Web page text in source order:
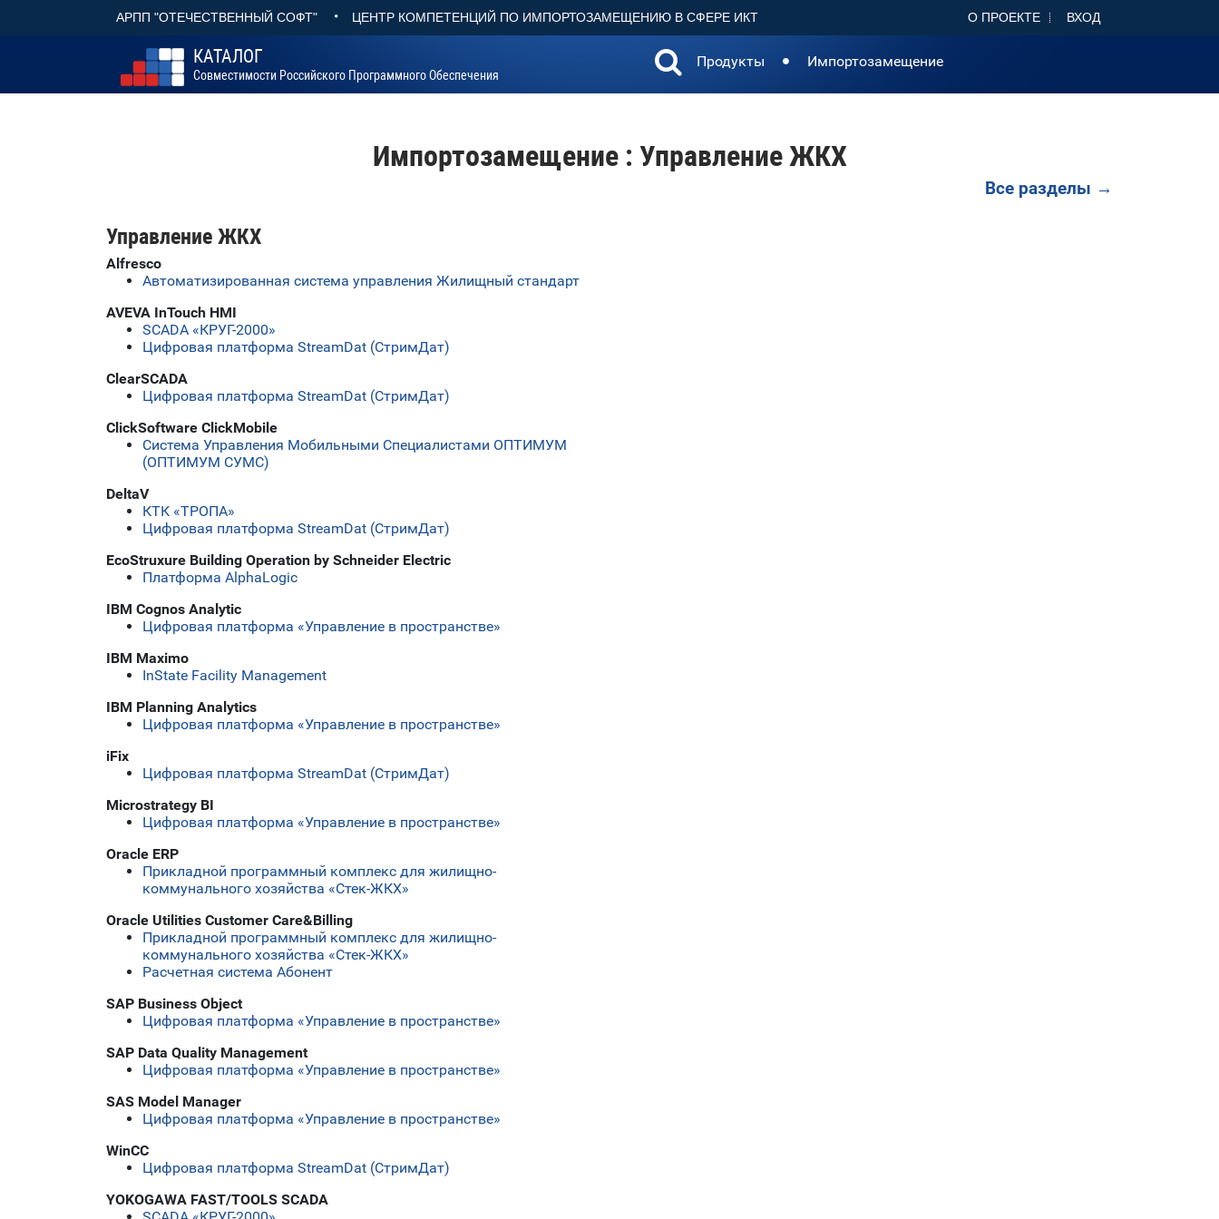
АРПП "ОТЕЧЕСТВЕННЫЙ СОФТ" • ЦЕНТР КОМПЕТЕНЦИЙ ПО ИМПОРТОЗАМЕЩЕНИЮ В СФЕРЕ ИКТ О ПРОЕКТЕ ВХОД
КАТАЛОГ
Совместимости Российского Программного Обеспечения
Продукты Импортозамещение
Импортозамещение : Управление ЖКХ
Все разделы →
Управление ЖКХ
Alfresco
Автоматизированная система управления Жилищный стандарт
AVEVA InTouch HMI
SCADA «КРУГ-2000»
Цифровая платформа StreamDat (СтримДат)
ClearSCADA
Цифровая платформа StreamDat (СтримДат)
ClickSoftware ClickMobile
Система Управления Мобильными Специалистами ОПТИМУМ
(ОПТИМУМ СУМС)
DeltaV
КТК «ТРОПА»
Цифровая платформа StreamDat (СтримДат)
EcoStruxure Building Operation by Schneider Electric
Платформа AlphaLogic
IBM Cognos Analytic
Цифровая платформа «Управление в пространстве»
IBM Maximo
InState Facility Management
IBM Planning Analytics
Цифровая платформа «Управление в пространстве»
iFix
Цифровая платформа StreamDat (СтримДат)
Microstrategy BI
Цифровая платформа «Управление в пространстве»
Oracle ERP
Прикладной программный комплекс для жилищно-
коммунального хозяйства «Стек-ЖКХ»
Oracle Utilities Customer Care&Billing
Прикладной программный комплекс для жилищно-
коммунального хозяйства «Стек-ЖКХ»
Расчетная система Абонент
SAP Business Object
Цифровая платформа «Управление в пространстве»
SAP Data Quality Management
Цифровая платформа «Управление в пространстве»
SAS Model Manager
Цифровая платформа «Управление в пространстве»
WinCC
Цифровая платформа StreamDat (СтримДат)
YOKOGAWA FAST/TOOLS SCADA